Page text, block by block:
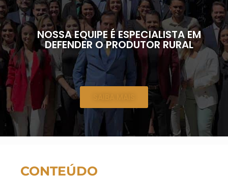
NOSSA EQUIPE É ESPECIALISTA EM
DEFENDER O PRODUTOR RURAL
SAIBA MAIS
CONTEÚDO